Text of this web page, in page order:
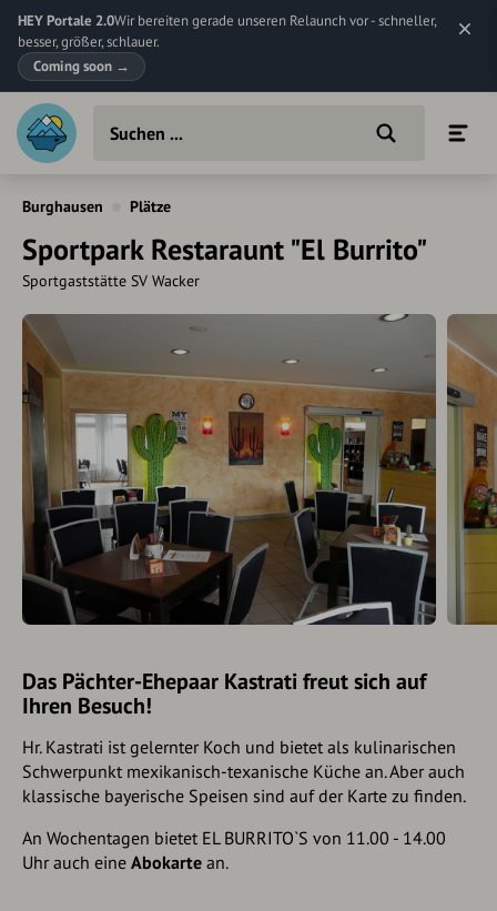
HEY Portale 2.0Wir bereiten gerade unseren Relaunch vor - schneller,
besser, größer, schlauer.
Coming soon →
Burghausen Plätze
Sportpark Restaraunt "El Burrito"
Sportgaststätte SV Wacker
Das Pächter-Ehepaar Kastrati freut sich auf
Ihren Besuch!
Hr. Kastrati ist gelernter Koch und bietet als kulinarischen
Schwerpunkt mexikanisch-texanische Küche an. Aber auch
klassische bayerische Speisen sind auf der Karte zu finden.
An Wochentagen bietet EL BURRITO`S von 11.00 - 14.00
Uhr auch eine Abokarte an.